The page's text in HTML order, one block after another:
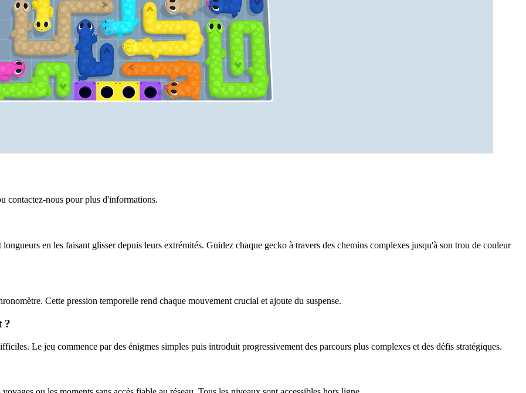
contactez-nous pour plus d'informations.
en les faisant glisser depuis leurs extrémités. Guidez chaque gecko à travers des chemins complexes jusqu'à son trou de couleur
Cette pression temporelle rend chaque mouvement crucial et ajoute du suspense.
?
Le jeu commence par des énigmes simples puis introduit progressivement des parcours plus complexes et des défis stratégiques.